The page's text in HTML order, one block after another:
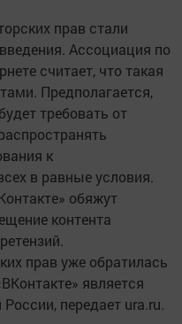
прав стали
Ассоциация по
считает, что такая
Предполагается,
требовать от
к
в равные условия.
обяжут
контента
прав уже обратилась
является
передает ura.ru.